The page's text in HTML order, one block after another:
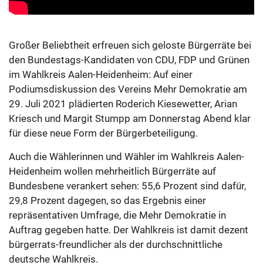
Großer Beliebtheit erfreuen sich geloste Bürgerräte bei
den Bundestags-Kandidaten von CDU, FDP und Grünen
im Wahlkreis Aalen-Heidenheim: Auf einer
Podiumsdiskussion des Vereins Mehr Demokratie am
29. Juli 2021 plädierten Roderich Kiesewetter, Arian
Kriesch und Margit Stumpp am Donnerstag Abend klar
für diese neue Form der Bürgerbeteiligung.
Auch die Wählerinnen und Wähler im Wahlkreis Aalen-
Heidenheim wollen mehrheitlich Bürgerräte auf
Bundesbene verankert sehen: 55,6 Prozent sind dafür,
29,8 Prozent dagegen, so das Ergebnis einer
repräsentativen Umfrage, die Mehr Demokratie in
Auftrag gegeben hatte. Der Wahlkreis ist damit dezent
bürgerrats-freundlicher als der durchschnittliche
deutsche Wahlkreis.